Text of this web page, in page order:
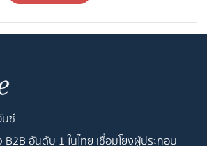
ซ์
อันดับ 1 ในไทย เชื่อมโยงผู้ประกอบ